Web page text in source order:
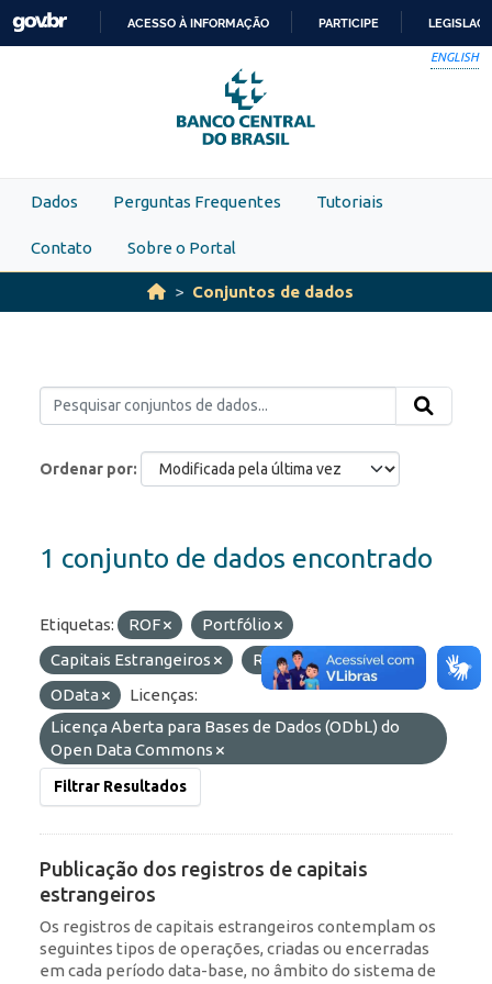
Skip to main content
PARA
O
CONTEÚDO
ACESSO À INFORMAÇÃO PARTICIPE
ENGLISH
Dados Perguntas Frequentes Tutoriais
Contato Sobre o Portal
Conjuntos de dados
Ordenar por
1 conjunto de dados encontrado
Etiquetas: ROF
Portfólio
Capitais Estrangeiros
RDE
Formatos:
OData
Licenças:
Licença Aberta para Bases de Dados (ODbL) do
Open Data Commons
Filtrar Resultados
Publicação dos registros de capitais
estrangeiros
Os registros de capitais estrangeiros contemplam os
seguintes tipos de operações, criadas ou encerradas
em cada período data-base, no âmbito do sistema de